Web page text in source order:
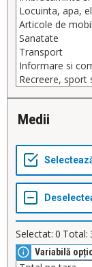
Medii
Selectat: 0 Total:
Variabilă